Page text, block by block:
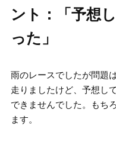
ント：「予想
った」
雨のレースでしたが問題
走りましたけど、予想し
できませんでした。もち
ます。